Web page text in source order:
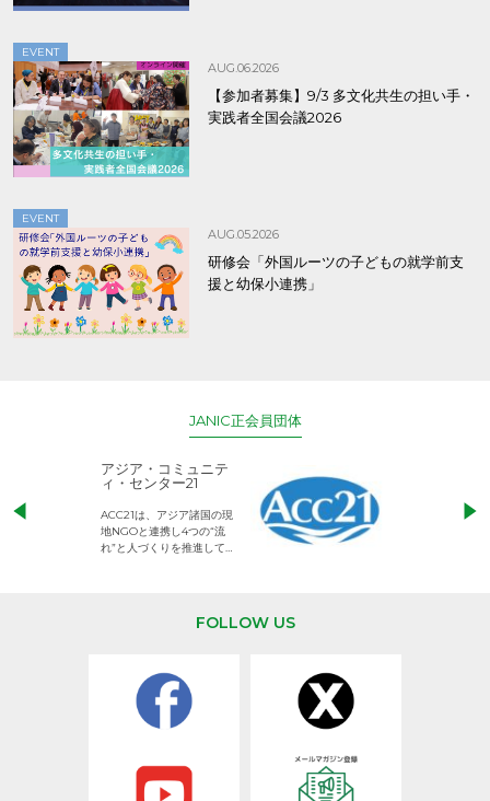
EVENT
AUG.06.2026
【参加者募集】9/3 多文化共生の担い手・
実践者全国会議2026
EVENT
AUG.05.2026
研修会「外国ルーツの子どもの就学前支
援と幼保小連携」
JANIC正会員団体
アジア・コミュニテ
ィ・センター21
ACC21は、アジア諸国の現
地NGOと連携し4つの“流
れ”と人づくりを推進してい
児童労働のない
権利が守られた
FOLLOW US